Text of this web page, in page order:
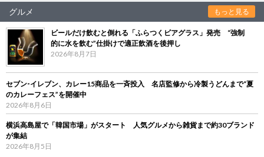
グルメ もっと見る
ビールだけ飲むと倒れる「ふらつくビアグラス」発売 “強制
的に水を飲む”仕掛けで適正飲酒を後押し
2026年8月7日
セブン‐イレブン、カレー15商品を一斉投入 名店監修から冷製うどんまで“夏
のカレーフェス”を開催中
2026年8月6日
横浜高島屋で「韓国市場」がスタート 人気グルメから雑貨まで約30ブランド
が集結
2026年8月5日